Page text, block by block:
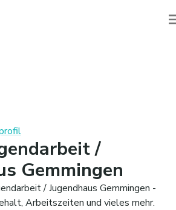
/
Gemmingen
/ Jugendhaus Gemmingen -
Arbeitszeiten und vieles mehr.